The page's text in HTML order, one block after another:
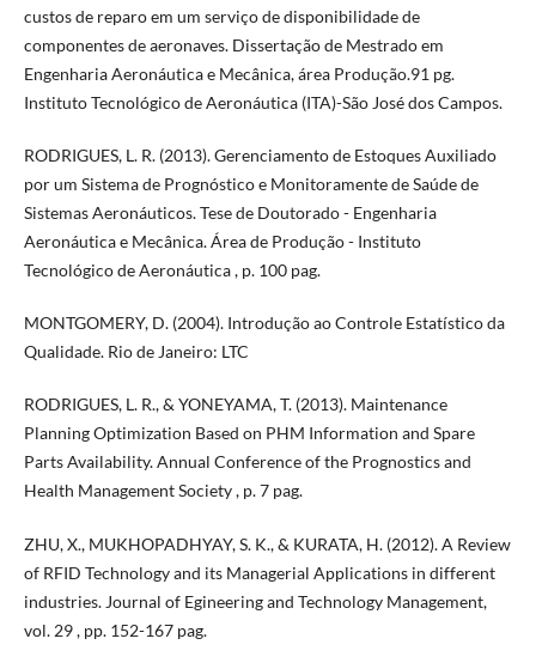
custos de reparo em um serviço de disponibilidade de
componentes de aeronaves. Dissertação de Mestrado em
Engenharia Aeronáutica e Mecânica, área Produção.91 pg.
Instituto Tecnológico de Aeronáutica (ITA)-São José dos Campos.
RODRIGUES, L. R. (2013). Gerenciamento de Estoques Auxiliado
por um Sistema de Prognóstico e Monitoramente de Saúde de
Sistemas Aeronáuticos. Tese de Doutorado - Engenharia
Aeronáutica e Mecânica. Área de Produção - Instituto
Tecnológico de Aeronáutica , p. 100 pag.
MONTGOMERY, D. (2004). Introdução ao Controle Estatístico da
Qualidade. Rio de Janeiro: LTC
RODRIGUES, L. R., & YONEYAMA, T. (2013). Maintenance
Planning Optimization Based on PHM Information and Spare
Parts Availability. Annual Conference of the Prognostics and
Health Management Society , p. 7 pag.
ZHU, X., MUKHOPADHYAY, S. K., & KURATA, H. (2012). A Review
of RFID Technology and its Managerial Applications in different
industries. Journal of Egineering and Technology Management,
vol. 29 , pp. 152-167 pag.